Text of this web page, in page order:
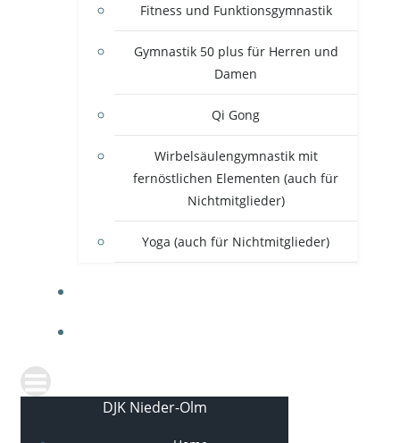
Fitness und Funktionsgymnastik
Gymnastik 50 plus für Herren und
Damen
Qi Gong
Wirbelsäulengymnastik mit
fernöstlichen Elementen (auch für
Nichtmitglieder)
Yoga (auch für Nichtmitglieder)
DJK Nieder-Olm